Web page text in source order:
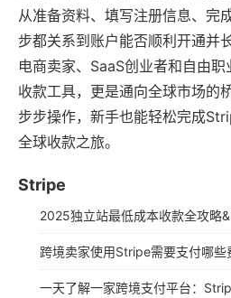
从准备资料、填写注册信息、完
步都关系到账户能否顺利开通并
电商卖家、SaaS创业者和自由
收款工具，更是通向全球市场的
步步操作，新手也能轻松完成
全球收款之旅。
Stripe
一天了解一家跨境支付平台：